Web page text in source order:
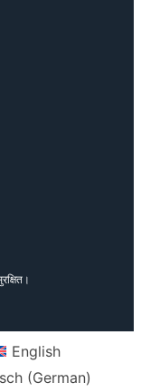
English
(German)